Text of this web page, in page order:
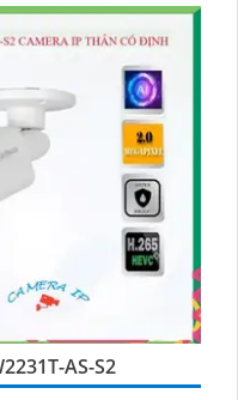
AS-S2